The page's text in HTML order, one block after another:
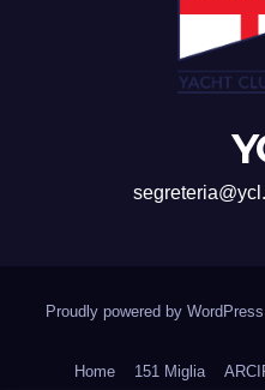
Proudly powered by WordPress
Home 151 Miglia